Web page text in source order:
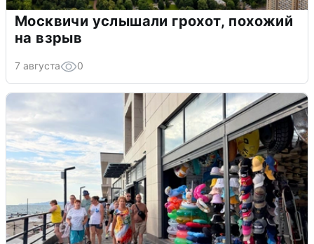
Москвичи услышали грохот, похожий
на взрыв
7 августа 0